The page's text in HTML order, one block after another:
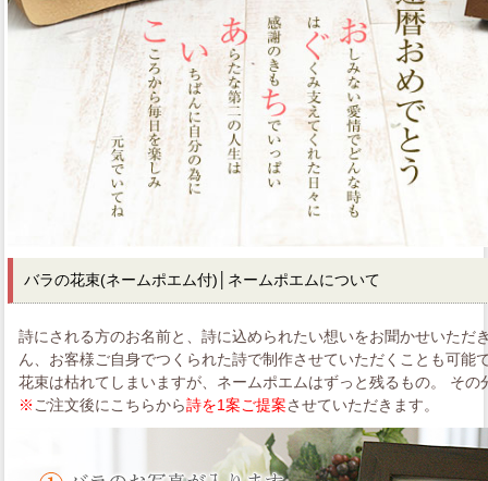
バラの花束(ネームポエム付)│ネームポエムについて
詩にされる方のお名前と、詩に込められたい想いをお聞かせいただ
ん、お客様ご自身でつくられた詩で制作させていただくことも可能
花束は枯れてしまいますが、ネームポエムはずっと残るもの。 そ
※ご注文後にこちらから詩を1案ご提案させていただきます。